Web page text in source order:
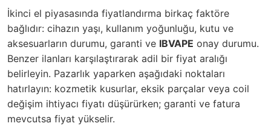
İkinci el piyasasında fiyatlandırma birkaç faktöre
bağlıdır: cihazın yaşı, kullanım yoğunluğu, kutu ve
aksesuarların durumu, garanti ve IBVAPE onay durumu.
Benzer ilanları karşılaştırarak adil bir fiyat aralığı
belirleyin. Pazarlık yaparken aşağıdaki noktaları
hatırlayın: kozmetik kusurlar, eksik parçalar veya coil
değişim ihtiyacı fiyatı düşürürken; garanti ve fatura
mevcutsa fiyat yükselir.